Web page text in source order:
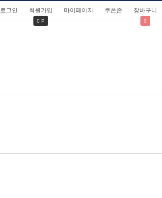
로그인 회원가입
0 P
마이페이지 쿠폰존 장바구니
0